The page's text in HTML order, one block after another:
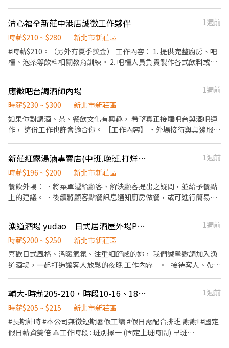
負責結帳、收銀等工作。 餐飲內場： ．擔任廚師的助手，處理烹飪
前與烹飪中之準備工作與其他餐廳相關事務。 ．負責洗、剝、削、
切各種食材。 ．負責清理工作環境、設備和餐具。 ．準備不同餐點
所需要的食材。 ．協助測量食材的容量與重量。 ．負責擺盤、打包
清心福全新莊中港店誠徵工作夥伴
1週前
時薪$210 ~ $280
新北市新莊區
#時薪$210。（另外有夏季獎金） 工作內容： 1. 提供完整廚房、吧
檯、泡茶等飲料相關教育訓練。 2. 吧檯人員負責製作各式飲料或服
利部分： 【優渥獎金】資深員工股利分紅、全勤獎金、貢獻獎金、
員工介紹獎金、績效獎金。 【豐富福利】生日禮金/券、三節獎金、
國定假日雙薪、開工紅包、婚喪喜慶、生育禮金、員工團體保險。
【公司活動】尾牙活動、國內/外員工旅遊、不定期各類聚餐及員工
應徵吧台調酒師內場
1週前
時薪$230 ~ $300
新北市新莊區
如果你對調酒、茶、餐飲文化有興趣， 希望真正接觸吧台與酒吧運
作， 這份工作也許會適合你。 【工作內容】 ・外場接待與桌邊服務
不怕與人互動 ・能接受晚班作息 ・有餐飲經驗加分（沒有也可） 比
起經驗， 我們更在意你是不是願意把事情做好的人。 【工作時間】
20:30-0300 可依課表與狀況協調。 【薪資】 時薪 NT$200 起 依能
力與學習速度調整。 若能獨立外場／協助吧台， 會再提升。 【工作
氛圍感的工作環境 ・想從外場一路學到吧台的人 應徵請附： ・簡單
自我介紹 ・可排班時間 ・是否有餐飲經驗
新莊紅露湯滷專賣店(中班.晚班.打烊班.假日班餐飲人員) 歡迎二度就業
1週前
時薪$196 ~ $200
新北市新莊區
餐飲外場： ．將菜單遞給顧客、解決顧客提出之疑問，並給予餐點
上的建議。 ．後續將顧客點餐訊息通知廚房做餐，或可進行簡易餐
擔任廚師的助手，處理烹飪前與烹飪中之準備工作與其他餐廳相關
事務。 ．負責洗、剝、削、切各種食材。 ．負責清理工作環境、設
備和餐具。 ．準備不同餐點所需要的食材。 ．協助測量食材的容量
與重量。 ．負責擺盤、打包外帶服務。 另享福利： 供餐 、國定假
漁道酒場 yudao｜日式居酒屋外場PT（長期）
1週前
時薪$200 ~ $250
新北市新莊區
喜歡日式風格、溫暖氣氛、注重細節感的妳， 我們誠摯邀請加入漁
道酒場，一起打造讓客人放鬆的夜晚 工作內容 • 接待客人、帶
動，營造溫暖感 無經驗可，新手也沒關係，我們會一步一步帶你上
手～ 想找一份 ✨ 氣氛舒服 ✨ 同事好相處 ✨ 不會被亂罵的餐飲工作
嗎？ 我們希望妳 • 細心、有禮貌、笑容親切 • 動作俐落，不
怕忙 • 願意互相幫忙、有責任感、有團隊意識 • 可配合最晚
輔大-時薪205-210，時段10-16、18-22、18-24、00-06
1週前
時薪$205 ~ $215
新北市新莊區
#長期計時 #本公司無徵短期暑假工讀 #假日需配合排班 謝謝! #國定
假日薪資雙倍 🔺工作時段 : 班別擇一 (固定上班時間) 早班